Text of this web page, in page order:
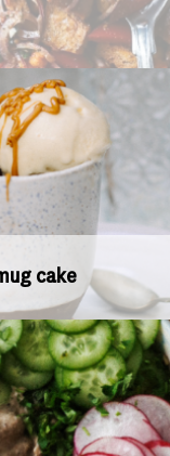
cake